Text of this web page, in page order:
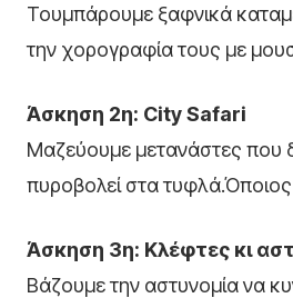
Τουμπάρουμε ξαφνικά
την χορογραφία τους με
Άσκηση 2η: City Safari
Μαζεύουμε μετανάστες που
πυροβολεί στα
Άσκηση 3η: Κλέφτες κι
Βάζουμε την αστυνομία να